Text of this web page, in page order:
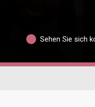
Sehen Sie sich